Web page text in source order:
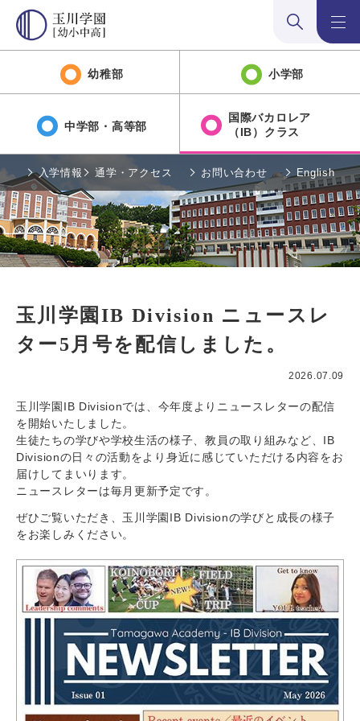
検索:開くメニュ
幼稚部 小学部
中学部・高等部
国際バカロレア
（IB）クラス
入学情報 通学・アクセス お問い合わせ English
玉川学園IB Division ニュースレ
ター5月号を配信しました。
2026.07.09
玉川学園IB Divisionでは、今年度よりニュースレターの配信
を開始いたしました。
生徒たちの学びや学校生活の様子、教員の取り組みなど、IB
Divisionの日々の活動をより身近に感じていただける内容をお
届けしてまいります。
ニュースレターは毎月更新予定です。
ぜひご覧いただき、玉川学園IB Divisionの学びと成長の様子
をお楽しみください。